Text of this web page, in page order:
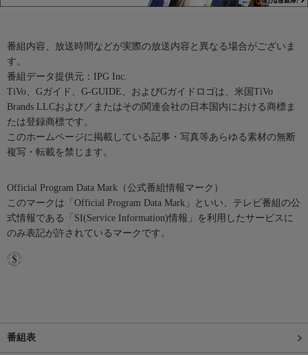
番組内容、放送時間などが実際の放送内容と異なる場合がございま
す。
番組データ提供元：IPG Inc.
TiVo、Gガイド、G-GUIDE、およびGガイドロゴは、米国TiVo
Brands LLCおよび／またはその関連会社の日本国内における商標ま
たは登録商標です。
このホームページに掲載している記事・写真等あらゆる素材の無断
複写・転載を禁じます。
Official Program Data Mark（公式番組情報マーク）
このマークは「Official Program Data Mark」といい、テレビ番組の公
式情報である「SI(Service Information)情報」を利用したサービスに
のみ表記が許されているマークです。
番組表